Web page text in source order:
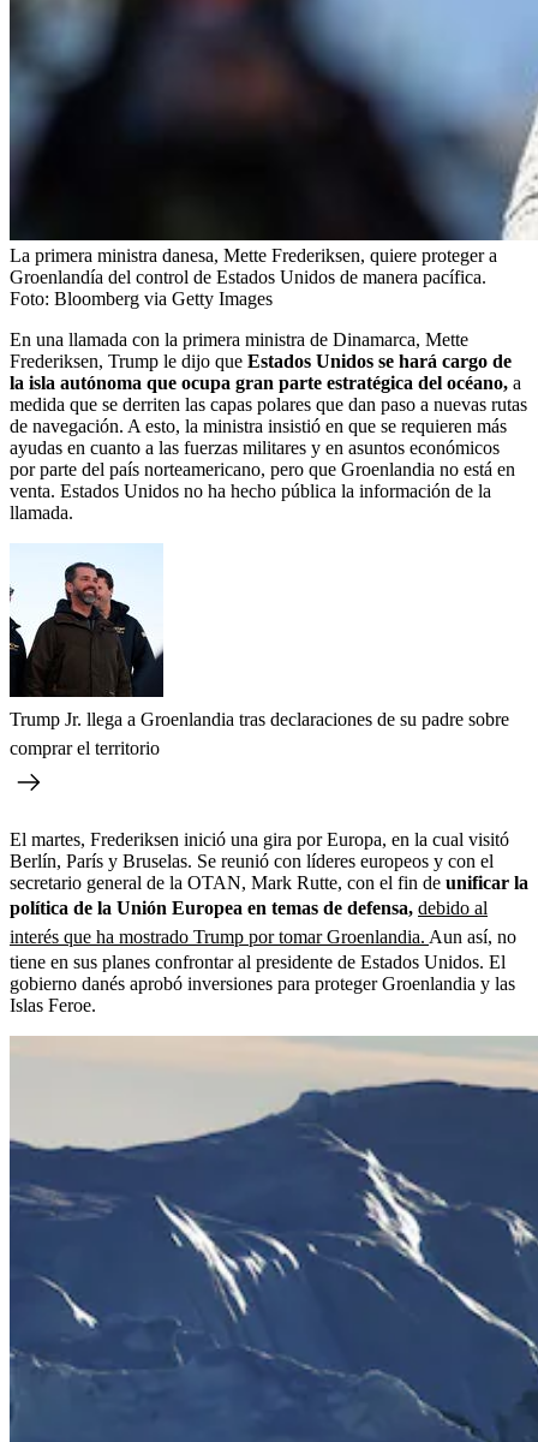
La primera ministra danesa, Mette Frederiksen, quiere proteger a
Groenlandía del control de Estados Unidos de manera pacífica.
Foto: Bloomberg via Getty Images
En una llamada con la primera ministra de Dinamarca, Mette
Frederiksen, Trump le dijo que Estados Unidos se hará cargo de
la isla autónoma que ocupa gran parte estratégica del océano, a
medida que se derriten las capas polares que dan paso a nuevas rutas
de navegación. A esto, la ministra insistió en que se requieren más
ayudas en cuanto a las fuerzas militares y en asuntos económicos
por parte del país norteamericano, pero que Groenlandia no está en
venta. Estados Unidos no ha hecho pública la información de la
llamada.
Trump Jr. llega a Groenlandia tras declaraciones de su padre sobre
comprar el territorio
El martes, Frederiksen inició una gira por Europa, en la cual visitó
Berlín, París y Bruselas. Se reunió con líderes europeos y con el
secretario general de la OTAN, Mark Rutte, con el fin de unificar la
política de la Unión Europea en temas de defensa, debido al
interés que ha mostrado Trump por tomar Groenlandia. Aun así, no
tiene en sus planes confrontar al presidente de Estados Unidos. El
gobierno danés aprobó inversiones para proteger Groenlandia y las
Islas Feroe.